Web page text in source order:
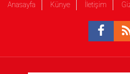
Anasayfa Künye İletişim